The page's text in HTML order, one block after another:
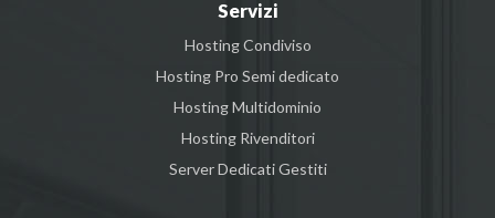
Servizi
Hosting Condiviso
Hosting Pro Semi dedicato
Hosting Multidominio
Hosting Rivenditori
Server Dedicati Gestiti